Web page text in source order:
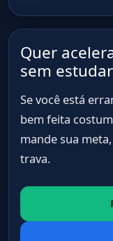
A seção
Quer
sem
Se você está
bem feita
mande sua
trava.